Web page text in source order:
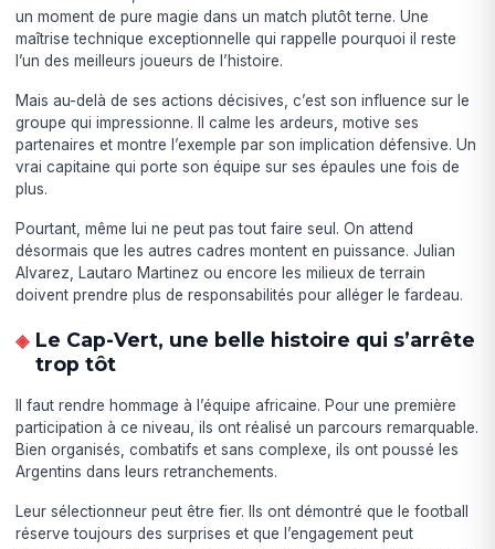
un moment de pure magie dans un match plutôt terne. Une
maîtrise technique exceptionnelle qui rappelle pourquoi il reste
l’un des meilleurs joueurs de l’histoire.
Mais au-delà de ses actions décisives, c’est son influence sur le
groupe qui impressionne. Il calme les ardeurs, motive ses
partenaires et montre l’exemple par son implication défensive. Un
vrai capitaine qui porte son équipe sur ses épaules une fois de
plus.
Pourtant, même lui ne peut pas tout faire seul. On attend
désormais que les autres cadres montent en puissance. Julian
Alvarez, Lautaro Martinez ou encore les milieux de terrain
doivent prendre plus de responsabilités pour alléger le fardeau.
Le Cap-Vert, une belle histoire qui s’arrête
trop tôt
Il faut rendre hommage à l’équipe africaine. Pour une première
participation à ce niveau, ils ont réalisé un parcours remarquable.
Bien organisés, combatifs et sans complexe, ils ont poussé les
Argentins dans leurs retranchements.
Leur sélectionneur peut être fier. Ils ont démontré que le football
réserve toujours des surprises et que l’engagement peut